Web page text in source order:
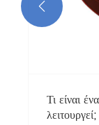
Τι είναι
λειτουργεί;
